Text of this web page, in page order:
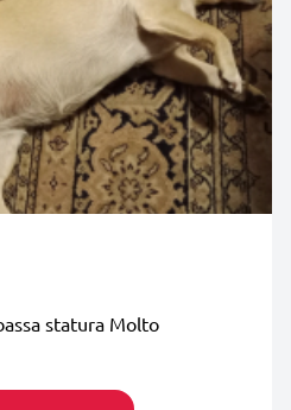
statura Molto